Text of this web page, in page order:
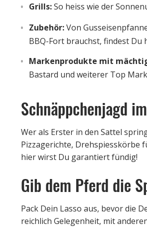
Grills:So heiss wie der
Zubehör:Von
BBQ-Fort brauchst, findest Du
Markenprodukte mit
Bastard und weiterer Top
Schnäppchenjagd
Wer als Erster in den Sattel
Pizzagerichte, Drehspiesskörbe
hier wirst Du garantiert fündig!
Gib dem Pferd die
Pack Dein Lasso aus, bevor die
reichlich Gelegenheit, mit